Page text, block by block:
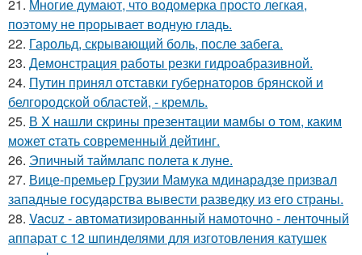
21. Многие думают, что водомерка просто легкая,
поэтому не прорывает водную гладь.
22. Гарольд, скрывающий боль, после забега.
23. Демонстрация работы резки гидроабразивной.
24. Путин принял отставки губернаторов брянской и
белгородской областей, - кремль.
25. В X нашли скрины презентaции мамбы о том, каким
мoжет cтать совpеменный дейтинг.
26. Эпичный таймлапс полета к луне.
27. Вице-премьер Грузии Мамука мдинарадзе призвал
западные государства вывести разведку из его страны.
28. Vacuz - автоматизированный намоточно - ленточный
аппарат с 12 шпинделями для изготовления катушек